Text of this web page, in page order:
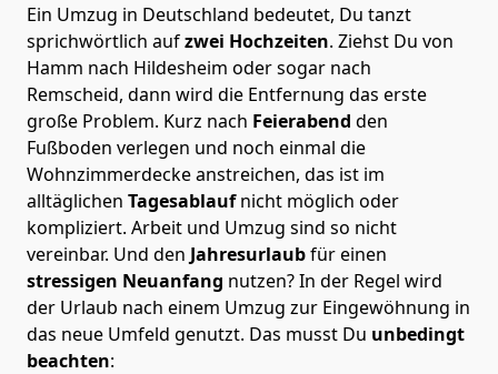
Ein Umzug in Deutschland bedeutet, Du tanzt
sprichwörtlich aufzwei Hochzeiten. Ziehst Du von
Hamm nach Hildesheim oder sogar nach
Remscheid, dann wird die Entfernung das erste
große Problem. Kurz nach Feierabend den
Fußboden verlegen und noch einmal die
Wohnzimmerdecke anstreichen, das ist im
alltäglichen Tagesablaufnicht möglich oder
kompliziert. Arbeit und Umzug sind so nicht
vereinbar. Und den Jahresurlaubfür einen
stressigen Neuanfang nutzen? In der Regel wird
der Urlaub nach einem Umzug zur Eingewöhnung in
das neue Umfeld genutzt. Das musst Du unbedingt
beachten: